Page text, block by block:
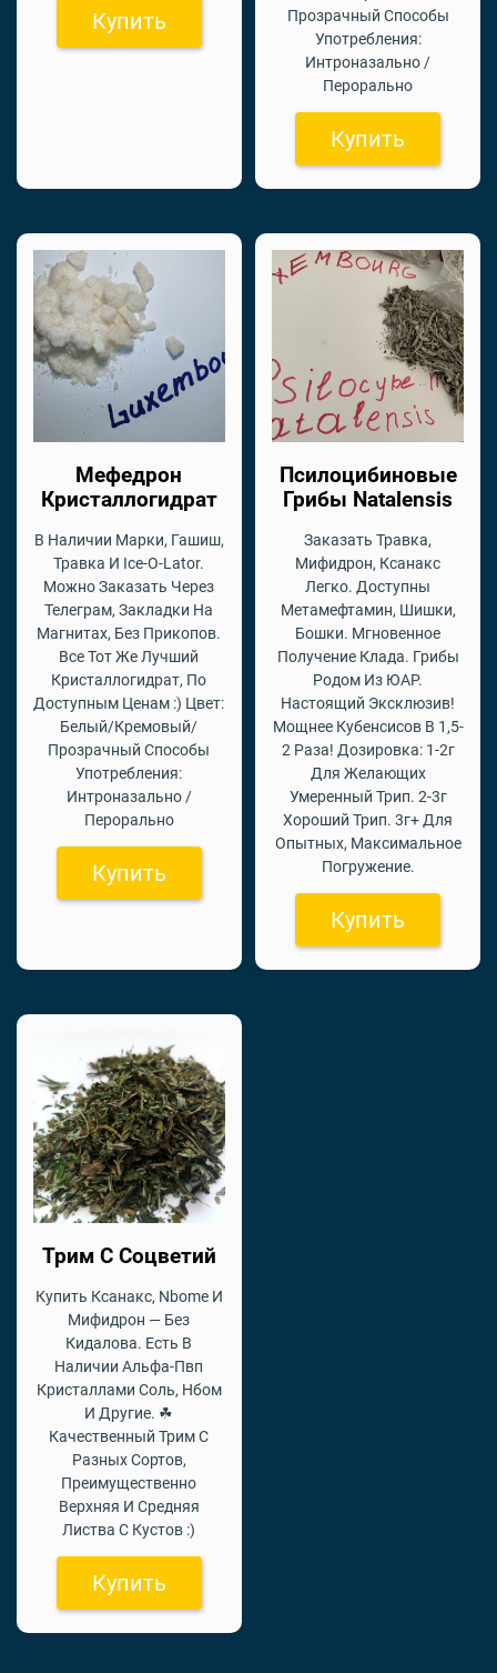
Купить
Прозрачный Способы
Употребления:
Интроназально /
Перорально
Купить
Мефедрон
Кристаллогидрат
В Наличии Марки, Гашиш,
Травка И Ice-O-Lator.
Можно Заказать Через
Телеграм, Закладки На
Магнитах, Без Прикопов.
Все Тот Же Лучший
Кристаллогидрат, По
Доступным Ценам :) Цвет:
Белый/Кремовый/
Прозрачный Способы
Употребления:
Интроназально /
Перорально
Купить
Псилоцибиновые
Грибы Natalensis
Заказать Травка,
Мифидрон, Ксанакс
Легко. Доступны
Метамефтамин, Шишки,
Бошки. Мгновенное
Получение Клада. Грибы
Родом Из ЮАР.
Настоящий Эксклюзив!
Мощнее Кубенсисов В 1,5-
2 Раза! Дозировка: 1-2г
Для Желающих
Умеренный Трип. 2-3г
Хороший Трип. 3г+ Для
Опытных, Максимальное
Погружение.
Купить
Трим С Соцветий
Купить Ксанакс, Nbome И
Мифидрон — Без
Кидалова. Есть В
Наличии Альфа-Пвп
Кристаллами Соль, Нбом
И Другие. ☘
Качественный Трим С
Разных Сортов,
Преимущественно
Верхняя И Средняя
Листва С Кустов :)
Купить